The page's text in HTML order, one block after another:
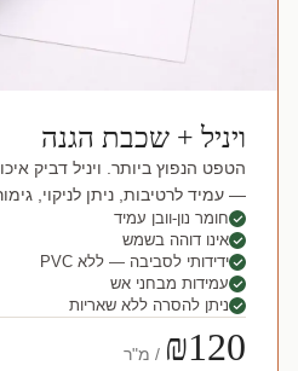
ויניל + שכבת הגנה
הטפט הנפוץ ביותר. ויניל דביק
— עמיד לרטיבות, ניתן לניקוי,
חומר נון-וובן עמיד
אינו דוהה בשמש
ידידותי לסביבה — ללא PVC
עמידות מבחני אש
ניתן להסרה ללא שאריות
₪120 / מ"ר